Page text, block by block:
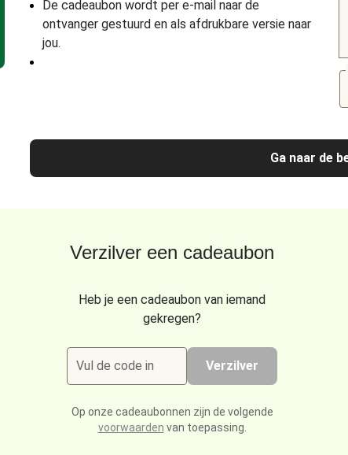
De cadeaubon wordt per e-mail naar de
ontvanger gestuurd en als afdrukbare versie naar
jou.
Ga naar de
Verzilver een cadeaubon
Heb je een cadeaubon van iemand
gekregen?
Vul de code in Verzilver
Op onze cadeaubonnen zijn de volgende
voorwaarden van toepassing.